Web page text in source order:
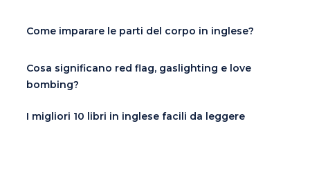
Come imparare le parti del corpo in inglese?
Cosa significano red flag, gaslighting e love
bombing?
I migliori 10 libri in inglese facili da leggere